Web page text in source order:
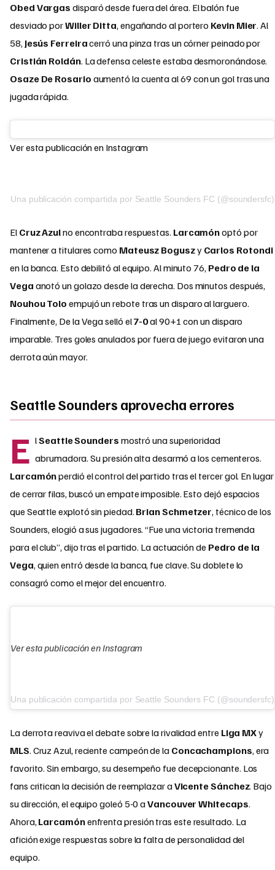
Obed Vargas disparó desde fuera del área. El balón fue
desviado porWiller Ditta, engañando al portero Kevin Mier. Al
58, Jesús Ferreiracerró una pinza tras un córner peinado por
Cristián Roldán. La defensa celeste estaba desmoronándose.
Osaze De Rosario aumentó la cuenta al 69 con un gol tras una
jugada rápida.
Ver esta publicación en Instagram
Una publicación compartida por Seattle Sounders FC (@soundersfc)
El Cruz Azulno encontraba respuestas. Larcamónoptó por
mantener a titulares como Mateusz Boguszy Carlos Rotondi
en la banca. Esto debilitó al equipo. Al minuto 76, Pedro de la
Vega anotó un golazo desde la derecha. Dos minutos después,
Nouhou Tolo empujó un rebote tras un disparo al larguero.
Finalmente, De la Vega selló el7-0al 90+1 con un disparo
imparable. Tres goles anulados por fuera de juego evitaron una
derrota aún mayor.
Seattle Sounders aprovecha errores
E lSeattle Sounders mostró una superioridad
abrumadora. Su presión alta desarmó a los cementeros.
Larcamónperdió el control del partido tras el tercer gol. En lugar
de cerrar filas, buscó un empate imposible. Esto dejó espacios
que Seattle explotó sin piedad. Brian Schmetzer, técnico de los
Sounders, elogió a sus jugadores. “Fue una victoria tremenda
para el club”, dijo tras el partido. La actuación de Pedro de la
Vega, quien entró desde la banca, fue clave. Su doblete lo
consagró como el mejor del encuentro.
Ver esta publicación en Instagram
Una publicación compartida por Seattle Sounders FC (@soundersfc)
La derrota reaviva el debate sobre la rivalidad entre Liga MXy
MLS. Cruz Azul, reciente campeón de la Concachampions, era
favorito. Sin embargo, su desempeño fue decepcionante. Los
fans critican la decisión de reemplazar aVicente Sánchez. Bajo
su dirección, el equipo goleó 5-0 aVancouver Whitecaps.
Ahora, Larcamónenfrenta presión tras este resultado. La
afición exige respuestas sobre la falta de personalidad del
equipo.